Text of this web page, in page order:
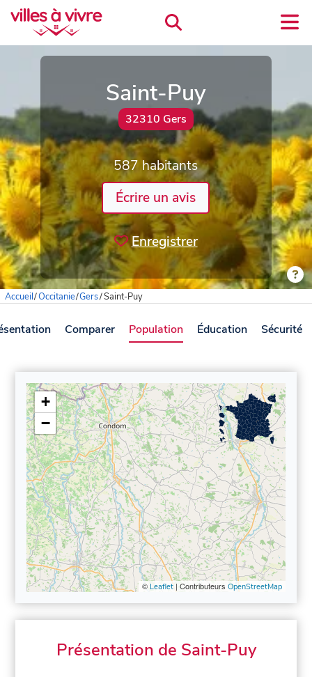
Saint-Puy
32310 Gers
587 habitants
Écrire un avis
Enregistrer
Accueil/Occitanie/Gers/Saint-Puy
Comparer Population Éducation Sécurité
+
−
© Leaflet| Contributeurs OpenStreetMap
Présentation de Saint-Puy